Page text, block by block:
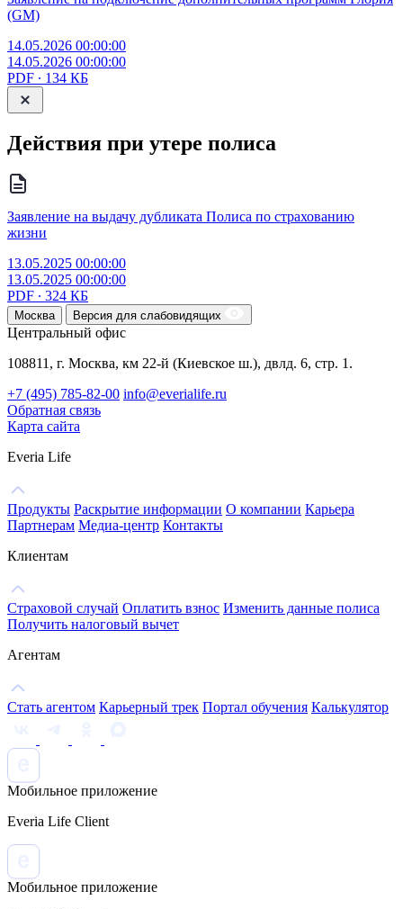
(GM)
14.05.2026 00:00:00
14.05.2026 00:00:00
PDF ∙ 134 КБ
Действия при утере полиса
Заявление на выдачу дубликата Полиса по страхованию
жизни
13.05.2025 00:00:00
13.05.2025 00:00:00
PDF ∙ 324 КБ
Москва Версия для слабовидящих
Центральный офис
108811, г. Москва, км 22-й (Киевское ш.), двлд. 6, стр. 1.
+7 (495) 785-82-00 info@everialife.ru
Обратная связь
Карта сайта
Everia Life
Продукты Раскрытие информации О компании Карьера
Партнерам Медиа-центр Контакты
Клиентам
Страховой случай Оплатить взнос Изменить данные полиса
Получить налоговый вычет
Агентам
Стать агентом Карьерный трек Портал обучения Калькулятор
Мобильное приложение
Everia Life Client
Мобильное приложение